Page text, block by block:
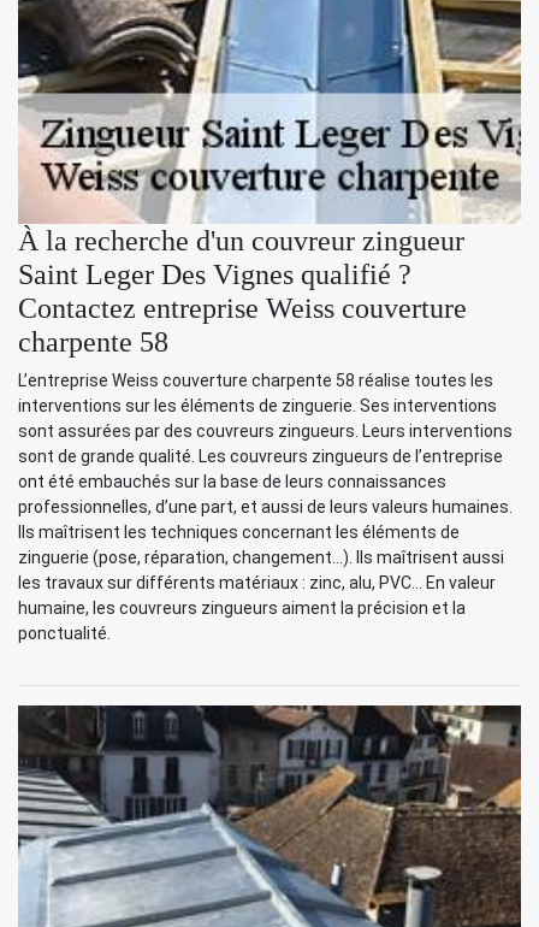
À la recherche d'un couvreur zingueur
Saint Leger Des Vignes qualifié ?
Contactez entreprise Weiss couverture
charpente 58
L’entreprise Weiss couverture charpente 58 réalise toutes les
interventions sur les éléments de zinguerie. Ses interventions
sont assurées par des couvreurs zingueurs. Leurs interventions
sont de grande qualité. Les couvreurs zingueurs de l’entreprise
ont été embauchés sur la base de leurs connaissances
professionnelles, d’une part, et aussi de leurs valeurs humaines.
Ils maîtrisent les techniques concernant les éléments de
zinguerie (pose, réparation, changement…). Ils maîtrisent aussi
les travaux sur différents matériaux : zinc, alu, PVC… En valeur
humaine, les couvreurs zingueurs aiment la précision et la
ponctualité.